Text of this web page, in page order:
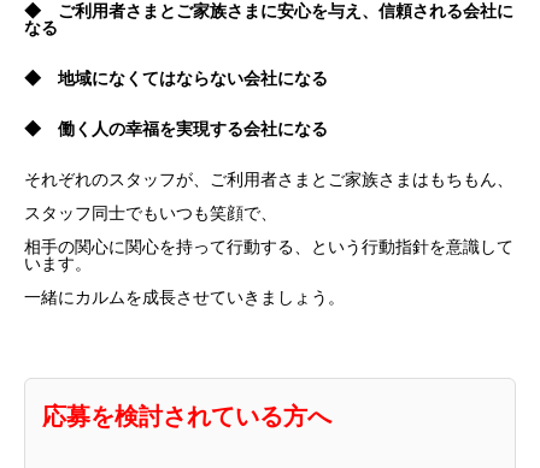
◆ ご利用者さまとご家族さまに安心を与え、信頼される会社に
なる
◆ 地域になくてはならない会社になる
◆ 働く人の幸福を実現する会社になる
それぞれのスタッフが、ご利用者さまとご家族さまはもちもん、
スタッフ同士でもいつも笑顔で、
相手の関心に関心を持って行動する、という行動指針を意識して
います。
一緒にカルムを成長させていきましょう。
応募を検討されている方へ